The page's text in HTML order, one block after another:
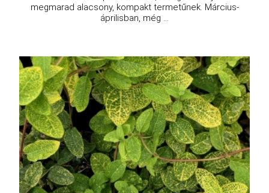
megmarad alacsony, kompakt termetűnek. Március-
áprilisban, még ...